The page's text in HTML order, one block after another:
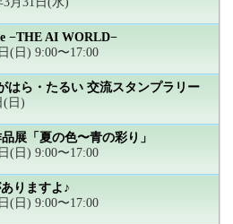
−THE AI WORLD−
(日) 9:00〜17:00
はら・たるい 交流スタンプラリー
(日)
展「夏の色〜青の彩り」
(日) 9:00〜17:00
りますよ♪
(日) 9:00〜17:00